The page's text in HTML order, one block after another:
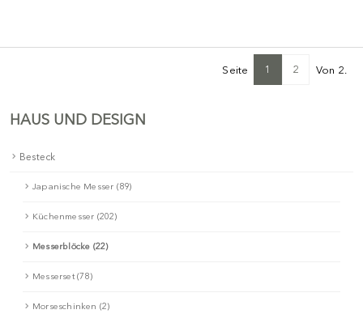
HAUS UND DESIGN
Besteck
Japanische Messer (89)
Küchenmesser (202)
Messerblöcke (22)
Messerset (78)
Morseschinken (2)
Seite 1 2 Von 2.